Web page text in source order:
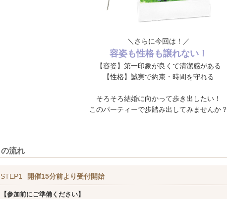
＼さらに今回は！／
容姿も性格も譲れない！
【容姿】第一印象が良くて清潔感がある
【性格】誠実で約束・時間を守れる
そろそろ結婚に向かって歩き出したい！
このパーティーで歩踏み出してみませんか？
流れ
STEP1 開催15分前より受付開始
【参加前にご準備ください】